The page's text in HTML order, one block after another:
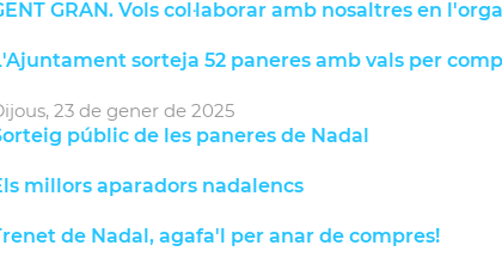
GRAN. Vols col·laborar amb nosaltres en
sorteja 52 paneres amb vals per
23 degener de2025
públic de les paneres de Nadal
millors aparadors nadalencs
de Nadal, agafa'l per anar de compres!